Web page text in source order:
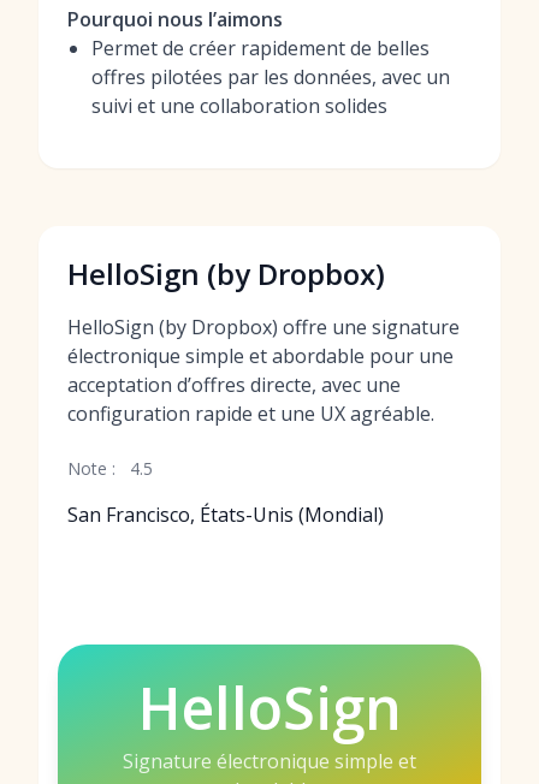
Pourquoi nous l’aimons
Permet de créer rapidement de belles
offres pilotées par les données, avec un
suivi et une collaboration solides
HelloSign (by Dropbox)
HelloSign (by Dropbox) offre une signature
électronique simple et abordable pour une
acceptation d’offres directe, avec une
configuration rapide et une UX agréable.
Note : 4.5
San Francisco, États-Unis (Mondial)
HelloSign
Signature électronique simple et